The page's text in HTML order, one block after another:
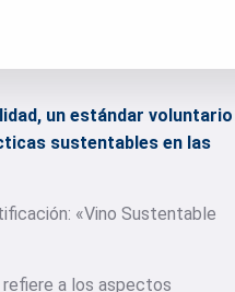
un estándar voluntario
sustentables en las
«Vino Sustentable
refiere a los aspectos